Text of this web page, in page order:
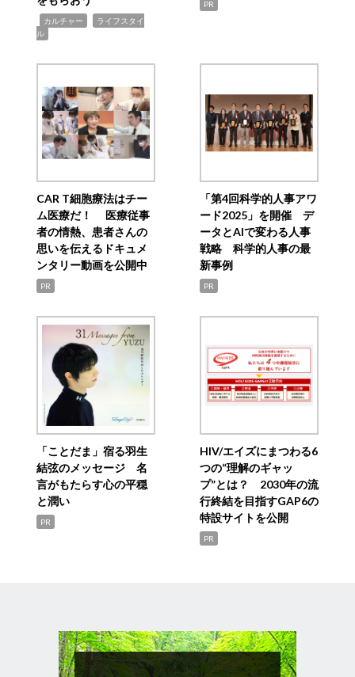
カルチャー
ライフスタイ
ル
PR
CAR T細胞療法はチー
ム医療だ！ 医療従事
者の情熱、患者さんの
思いを伝えるドキュメ
ンタリー動画を公開中
PR
「第4回科学的人事アワ
ード2025」を開催 デ
ータとAIで変わる人事
戦略 科学的人事の最
新事例
PR
「ことだま」宿る羽生
結弦のメッセージ 名
言がもたらす心の平穏
と潤い
PR
HIV/エイズにまつわる6
つの“理解のギャッ
プ”とは？ 2030年の流
行終結を目指すGAP6の
特設サイトを公開
PR